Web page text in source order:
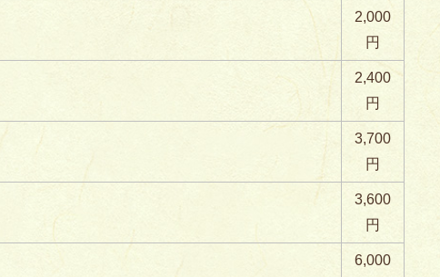
2,000
円
2,400
円
3,700
円
3,600
円
6,000